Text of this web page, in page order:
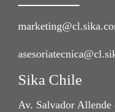
Sika Chile
Av. Salvador Allende